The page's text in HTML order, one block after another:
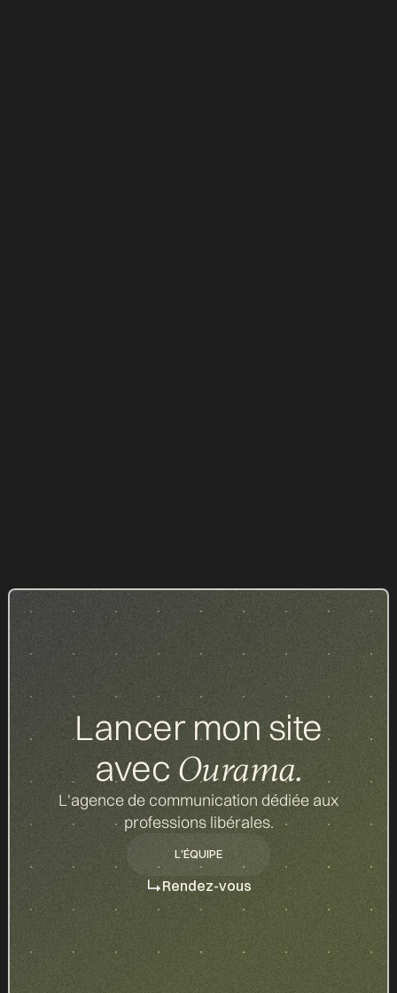
Lancer mon site
avecOurama.
L'agence de communication dédiée aux
professions libérales.
L'ÉQUIPE
L'ÉQUIPE
Rendez-vous